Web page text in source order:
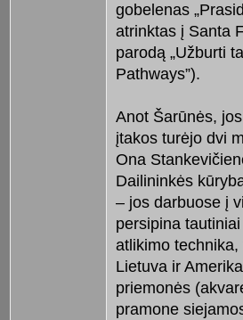
gobelenas
atrinktas į Santa
parodą „Užburti
Pathways”).
Anot Šarūnės,
įtakos turėjo dvi
Ona
Dailininkės
– jos darbuose į
persipina
atlikimo
Lietuva ir
priemonės
pramone